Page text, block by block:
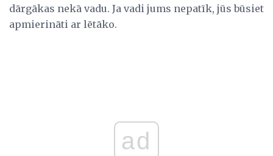
dārgākas nekā vadu. Ja vadi jums nepatīk, jūs būsiet
apmierināti ar lētāko.
ad